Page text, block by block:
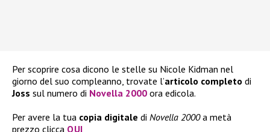
Per scoprire cosa dicono le stelle su Nicole Kidman nel
giorno del suo compleanno, trovate l’articolo completo di
Joss sul numero di Novella 2000 ora edicola.
Per avere la tua copia digitale di Novella 2000a metà
prezzo clicca QUI